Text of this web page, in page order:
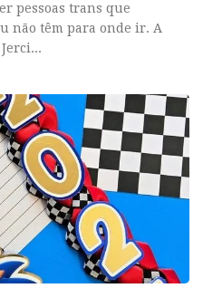
pessoas trans que
não têm para onde ir. A